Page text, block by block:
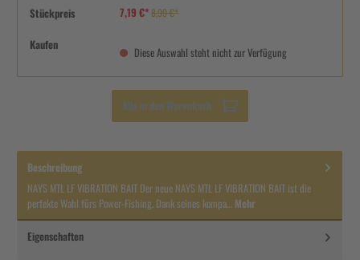
Stückpreis 7,19 €*8,99 €*
Kaufen
Diese Auswahl steht nicht zur Verfügung
Alle in den Warenkorb
Beschreibung
NAYS MTL LF VIBRATION BAIT Der neue NAYS MTL LF VIBRATION BAIT ist die
perfekte Wahl fürs Power-Fishing. Dank seines kompa… Mehr
Eigenschaften